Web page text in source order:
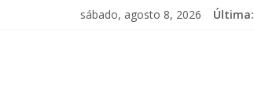
sábado, agosto 8, 2026 Última: